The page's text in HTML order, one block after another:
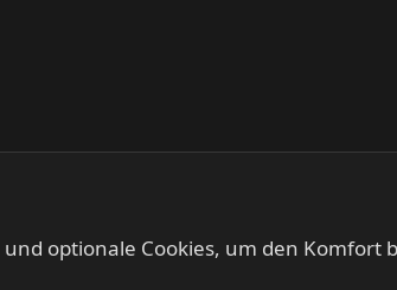
optionale Cookies, um den Komfort